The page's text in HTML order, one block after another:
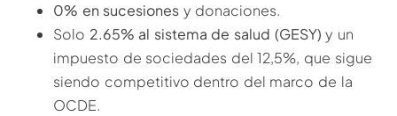
0% en sucesiones y donaciones.
Solo 2.65% al sistema de salud (GESY) y un
impuesto de sociedades del 12,5%, que sigue
siendo competitivo dentro del marco de la
OCDE.